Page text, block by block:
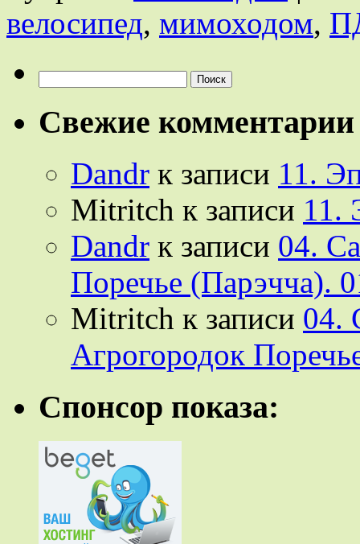
велосипед, мимоходом,
Свежие комментарии
Dandr к записи 11.
Mitritch к записи 11.
Dandr к записи 04.
Поречье (Парэчча).
Mitritch к записи 04.
Агрогородок
Спонсор показа: